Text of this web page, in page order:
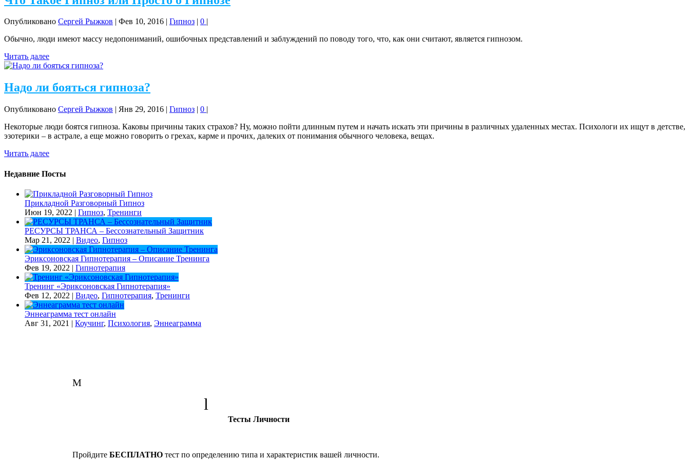
Опубликовано Сергей Рыжков | Фев 10, 2016 | Гипноз | 0 |
Обычно, люди имеют массу недопониманий, ошибочных представлений и заблуждений по поводу того, что, как они считают, является гипнозом.
Читать далее
Надо ли бояться гипноза?
Опубликовано Сергей Рыжков | Янв 29, 2016 | Гипноз | 0 |
Некоторые люди боятся гипноза. Каковы причины таких страхов? Ну, можно пойти длинным путем и начать искать эти причины в различных удаленных местах. Психологи их ищут в детстве,
эзотерики – в астрале, а еще можно говорить о грехах, карме и прочих, далеких от понимания обычного человека, вещах.
Читать далее
Недавние Посты
Прикладной Разговорный Гипноз
Июн 19, 2022 | Гипноз, Тренинги
РЕСУРСЫ ТРАНСА – Бессознательный Защитник
Мар 21, 2022 | Видео, Гипноз
Эриксоновская Гипнотерапия – Описание Тренинга
Фев 19, 2022 | Гипнотерапия
Тренинг «Эриксоновская Гипнотерапия»
Фев 12, 2022 | Видео, Гипнотерапия, Тренинги
Эннеаграмма тест онлайн
Авг 31, 2021 | Коучинг, Психология, Эннеаграмма
M
l
Тесты Личности
Пройдите БЕСПЛАТНОтест по определению типа и характеристик вашей личности.